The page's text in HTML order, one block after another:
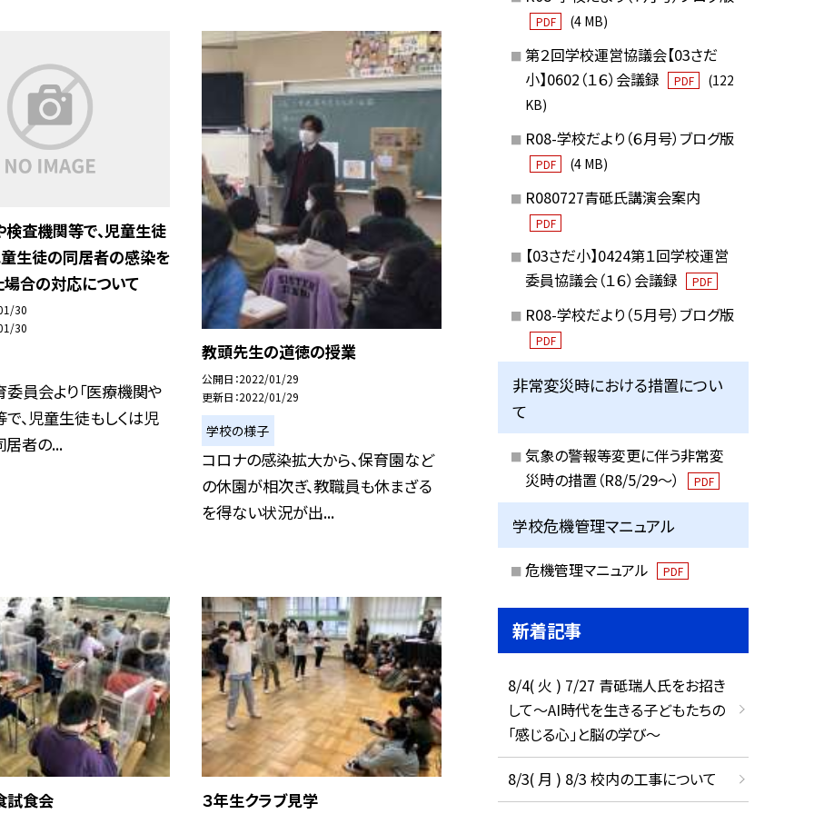
査機関等で、児童生徒
生徒の同居者の感染を
合の対応について
30
30
員会より「医療機関や
、児童生徒もしくは児
者の...
教頭先生の道徳の授業
公開日 2022/01/29
更新日 2022/01/29
学校の様子
コロナの感染拡大から、保育園など
の休園が相次ぎ、教職員も休まざる
を得ない状況が出...
試食会 ３年生クラブ見学
PDF (4 MB)
第２回学校運営協議会【03さだ
小】0602（１６）会議録
PDF
(122
KB)
R08-学校だより（６月号）ブログ版
PDF (4 MB)
R080727青砥氏講演会案内
PDF
【03さだ小】0424第１回学校運営
委員協議会（１６）会議録
PDF
R08-学校だより（５月号）ブログ版
PDF
非常変災時における措置につい
て
気象の警報等変更に伴う非常変
災時の措置（R8/5/29〜）
PDF
学校危機管理マニュアル
危機管理マニュアル PDF
新着記事
8/4( 火 ) 7/27 青砥瑞人氏をお招き
して〜AI時代を生きる子どもたちの
「感じる心」と脳の学び〜
8/3( 月 ) 8/3 校内の工事について